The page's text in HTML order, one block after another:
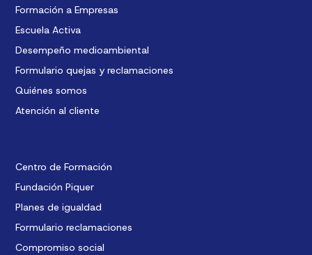
Formación a Empresas
Escuela Activa
Desempeño medioambiental
Formulario quejas y reclamaciones
Quiénes somos
Atención al cliente
Centro de Formación
Fundación Piquer
Planes de igualdad
Formulario reclamaciones
Compromiso social